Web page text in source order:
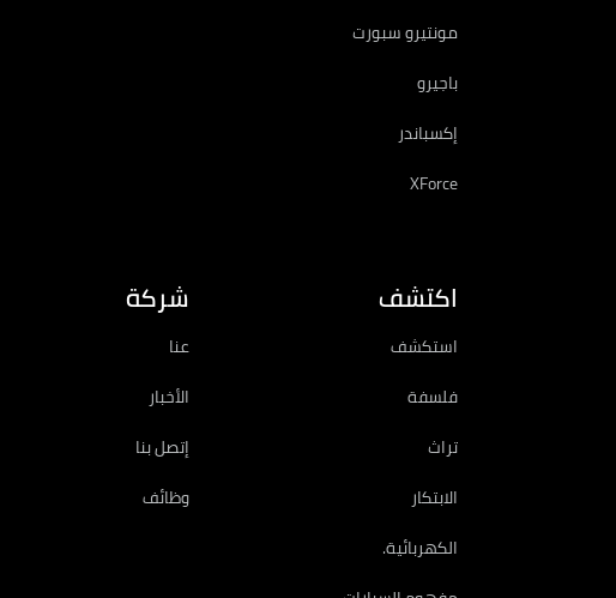
مونتيرو سبورت
باجيرو
إكسباندر
XForce
اكتشف
استكشف
فلسفة
تراث
الابتكار
الكهربائية.
شركة
عنا
الأخبار
إتصل بنا
وظائف